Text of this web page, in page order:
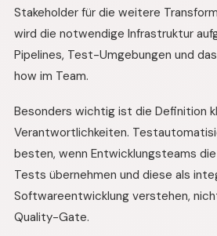
Stakeholder für die weitere
wird die notwendige Infrastruktur
Pipelines, Test-Umgebungen und
how im Team.
Besonders wichtig ist die Definition
Verantwortlichkeiten.
besten, wenn Entwicklungsteams
Tests übernehmen und diese als
Softwareentwicklung verstehen,
Quality-Gate.